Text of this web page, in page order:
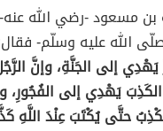
بن مسعود -رضي الله
الله عليه وسلّم-
يَهْدِي إلى الجَنَّةِ، وإنَّ
يَهْدِي إلى الفُجُورِ،
حتَّى يُكْتَبَ عِنْدَ اللَّهِ